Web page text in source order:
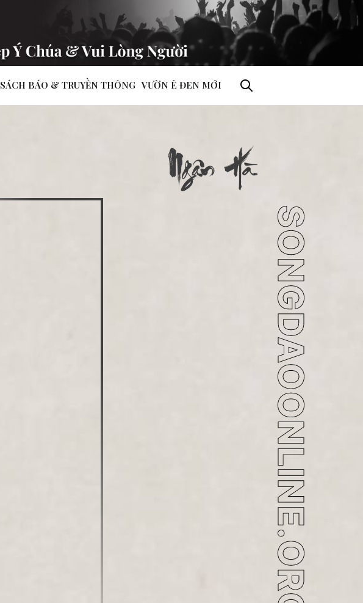
SÁCH BÁO & TRUYỀN THÔNG VƯỜN Ê ĐEN MỚI
Ngân Hà